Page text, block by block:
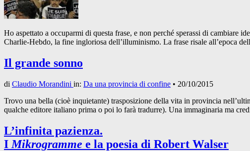
Ho aspettato a occuparmi di questa frase, e non perché sperassi di cambiare
Charlie-Hebdo, la fine ingloriosa dell’illuminismo. La frase risale all’epoca
Il grande sonno
di Claudio Morandini in: Da una provincia di confine • 20/10/2015
Trovo una bella (cioè inquietante) trasposizione della vita in provincia
qualche editore italiano prima o poi lo farà tradurre). Una immaginaria ma
L’infinita pazienza.
I Mikrogramme e la poesia di Robert Walser